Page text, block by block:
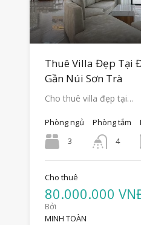
Thuê Villa Đẹp Tại
Gần Núi Sơn Trà
Cho thuê villa đẹp tại…
Phòng ngủ
3
Phòng tắm
4
Cho thuê
80.000.000
Bởi
MINH TOÀN